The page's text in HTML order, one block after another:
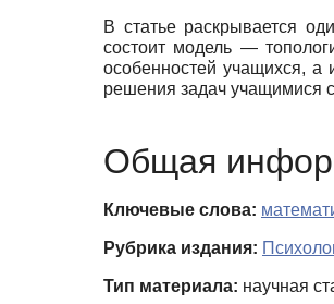
В статье раскрывается
состоит модель —
особенностей учащихся,
решения задач учащимися
Общая
Ключевые слова:
Рубрика издания:
Тип материала: научная